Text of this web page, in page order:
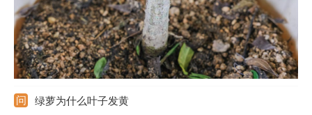
绿萝为什么叶子发黄